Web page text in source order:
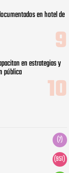
en hotel de
en estrategias y
pública
(7)
(951)